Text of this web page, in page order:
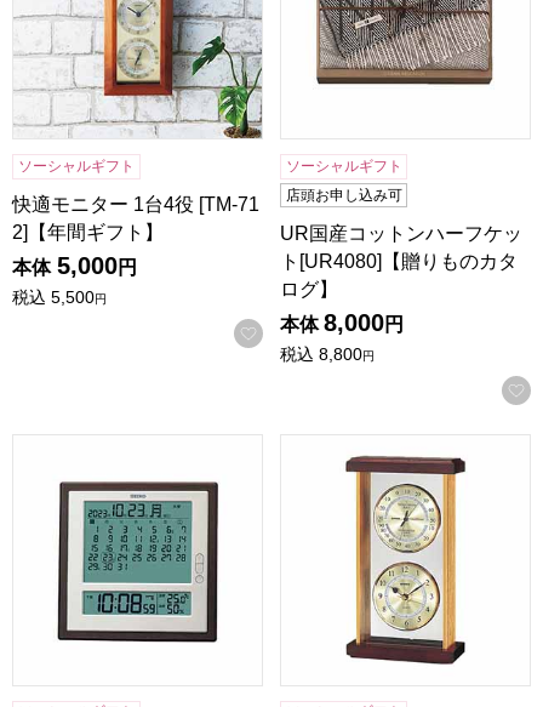
ソーシャルギフト
快適モニター 1台4役 [TM-71
2]【年間ギフト】
本体 5,000円
税込 5,500円
お気に入りに登録する
ソーシャルギフト
店頭お申し込み可
UR国産コットンハーフケッ
ト[UR4080]【贈りものカタ
ログ】
本体 8,000円
税込 8,800円